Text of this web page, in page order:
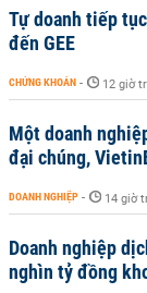
Tự doanh tiếp
đến GEE
CHỨNG KHOÁN - 12 giờ
Một doanh
đại chúng,
DOANH NGHIỆP - 14 giờ
Doanh nghiệp
nghìn tỷ đồng